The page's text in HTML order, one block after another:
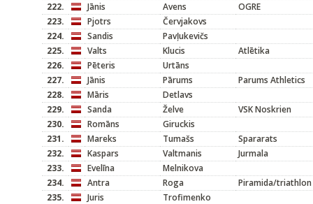
222.
Jānis Avens
OGRE
223.
Pjotrs
Červjakovs
224.
Sandis
Pavļukevičs
225.
Valts Klucis
Atlētika
226.
Pēteris
Urtāns
227.
Jānis Pārums
Parums Athletics
228.
Māris
Detlavs
229.
Sanda Želve
VSK Noskrien
230.
Romāns
Giruckis
231.
Mareks Tumašs
Spararats
232.
Kaspars Valtmanis
Jurmala
233.
Evelīna
Melnikova
234.
Antra Roga
Piramida/triathlon
235.
Juris
Trofimenko